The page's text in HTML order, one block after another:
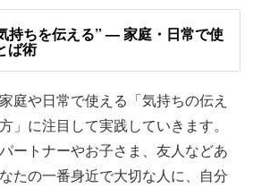
、伝わらない」問題
05:38
07:34
て出すイメージで 10:45
持ちを伝える” — 家庭・日常で使
ば術
家庭や日常で使える「気持ちの伝え
方」に注目して実践していきます。
パートナーやお子さま、友人などあ
なたの一番身近で大切な人に、自分